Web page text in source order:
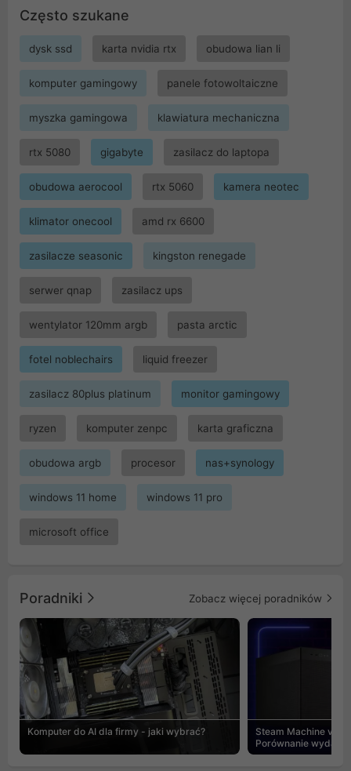
Często szukane
dysk ssd karta nvidia rtx obudowa lian li
komputer gamingowy panele fotowoltaiczne
myszka gamingowa klawiatura mechaniczna
rtx 5080 gigabyte zasilacz do laptopa
obudowa aerocool rtx 5060 kamera neotec
klimator onecool amd rx 6600
zasilacze seasonic kingston renegade
serwer qnap zasilacz ups
wentylator 120mm argb pasta arctic
fotel noblechairs liquid freezer
zasilacz 80plus platinum monitor gamingowy
ryzen komputer zenpc karta graficzna
obudowa argb procesor nas+synology
windows 11 home windows 11 pro
microsoft office
Poradniki Zobacz więcej poradników
Komputer do AI dla firmy - jaki wybrać?
Steam Machine vs
Porównanie